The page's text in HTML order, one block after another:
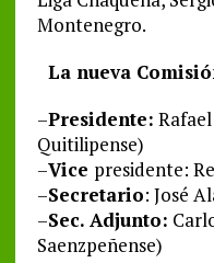
Montenegro.
La nueva
–Presidente:
Quitilipense)
–Vice presidente:
–Secretario: José
–Sec. Adjunto:
Saenzpeñense)